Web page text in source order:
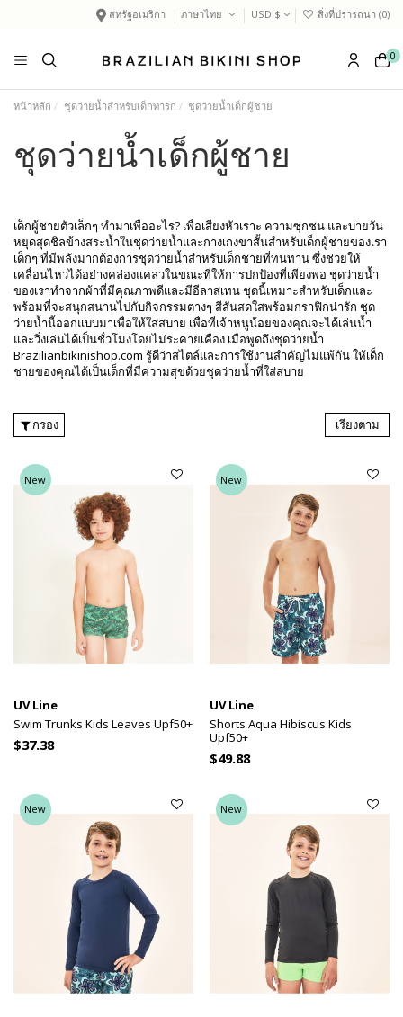
สหรัฐอเมริกา ภาษาไทย USD $ สิ่งที่ปรารถนา (0)
0
หน้าหลัก ชุดว่ายน้ำสำหรับเด็กทารก ชุดว่ายน้ำเด็กผู้ชาย
ชุดว่ายน้ำเด็กผู้ชาย
เด็กผู้ชายตัวเล็กๆ ทำมาเพื่ออะไร? เพื่อเสียงหัวเราะ ความซุกซน และบ่ายวัน
หยุดสุดชิลข้างสระน้ำในชุดว่ายน้ำและกางเกงขาสั้นสำหรับเด็กผู้ชายของเรา
เด็กๆ ที่มีพลังมากต้องการชุดว่ายน้ำสำหรับเด็กชายที่ทนทาน ซึ่งช่วยให้
เคลื่อนไหวได้อย่างคล่องแคล่วในขณะที่ให้การปกป้องที่เพียงพอ ชุดว่ายน้ำ
ของเราทำจากผ้าที่มีคุณภาพดีและมีอีลาสเทน ชุดนี้เหมาะสำหรับเด็กและ
พร้อมที่จะสนุกสนานไปกับกิจกรรมต่างๆ สีสันสดใสพร้อมกราฟิกน่ารัก ชุด
ว่ายน้ำนี้ออกแบบมาเพื่อให้ใส่สบาย เพื่อที่เจ้าหนูน้อยของคุณจะได้เล่นน้ำ
และวิ่งเล่นได้เป็นชั่วโมงโดยไม่ระคายเคือง เมื่อพูดถึงชุดว่ายน้ำ
Brazilianbikinishop.com รู้ดีว่าสไตล์และการใช้งานสำคัญไม่แพ้กัน ให้เด็ก
ชายของคุณได้เป็นเด็กที่มีความสุขด้วยชุดว่ายน้ำที่ใส่สบาย
กรอง เรียงตาม
New
UV Line
Swim Trunks Kids Leaves Upf50+
$37.38
New
UV Line
Shorts Aqua Hibiscus Kids
Upf50+
$49.88
New New